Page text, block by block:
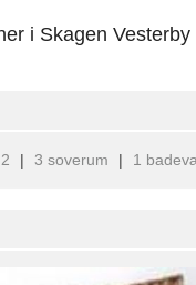
i Skagen Vesterby
| 3 soverum | 1